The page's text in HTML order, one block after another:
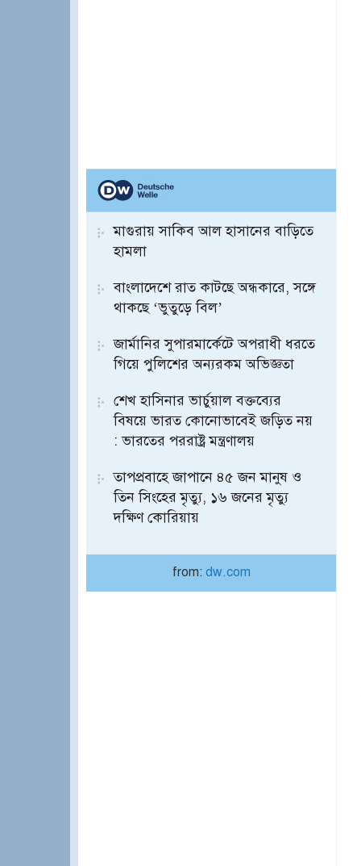
মাগুরায় সাকিব আল হাসানের বাড়িতে
হামলা
বাংলাদেশে রাত কাটছে অন্ধকারে, সঙ্গে
থাকছে ‘ভুতুড়ে বিল’
জার্মানির সুপারমার্কেটে অপরাধী ধরতে
গিয়ে পুলিশের অন্যরকম অভিজ্ঞতা
শেখ হাসিনার ভার্চুয়াল বক্তব্যের
বিষয়ে ভারত কোনোভাবেই জড়িত নয়
: ভারতের পররাষ্ট্র মন্ত্রণালয়
তাপপ্রবাহে জাপানে ৪৫ জন মানুষ ও
তিন সিংহের মৃত্যু, ১৬ জনের মৃত্যু
দক্ষিণ কোরিয়ায়
from: dw.com